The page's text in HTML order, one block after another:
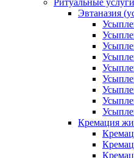
Ритуальные
Эвтаназия
Кремация